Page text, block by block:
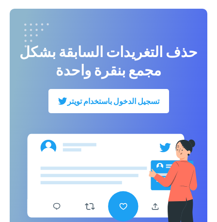
حذف التغريدات السابقة بشكل
مجمع بنقرة واحدة
تسجيل الدخول باستخدام تويتر